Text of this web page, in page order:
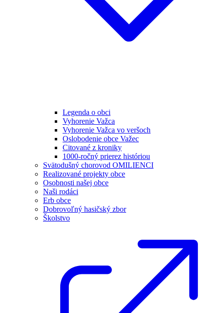
Legenda o obci
Vyhorenie Važca
Vyhorenie Važca vo veršoch
Oslobodenie obce Važec
Citované z kroniky
1000-ročný prierez históriou
Svätodušný chorovod OMILIENCI
Realizované projekty obce
Osobnosti našej obce
Naši rodáci
Erb obce
Dobrovoľný hasičský zbor
Školstvo